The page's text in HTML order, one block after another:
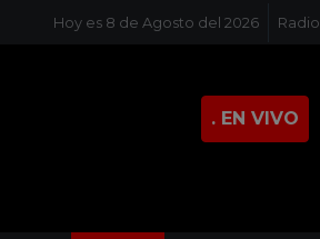
Hoy es 8 de Agosto del 2026 Radio
. EN VIVO